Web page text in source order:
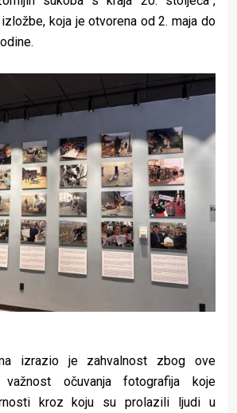
koja je otvorena od 2. maja do
izrazio je zahvalnost zbog ove
očuvanja fotografija koje
kroz koju su prolazili ljudi u